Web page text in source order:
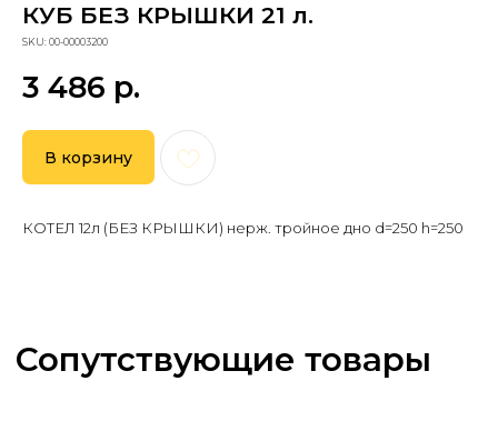
КУБ БЕЗ КРЫШКИ 21 л.
SKU:00-00003200
3 486 р.
В корзину
КОТЕЛ 12л (БЕЗ КРЫШКИ) нерж. тройное дно d=250 h=250
Сопутствующие товары